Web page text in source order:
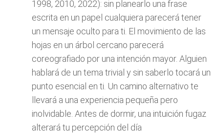
1998, 2010, 2022): sin planearlo una frase
escrita en un papel cualquiera parecerá tener
un mensaje oculto para ti. El movimiento de las
hojas en un árbol cercano parecerá
coreografiado por una intención mayor. Alguien
hablará de un tema trivial y sin saberlo tocará un
punto esencial en ti. Un camino alternativo te
llevará a una experiencia pequeña pero
inolvidable. Antes de dormir, una intuición fugaz
alterará tu percepción del día